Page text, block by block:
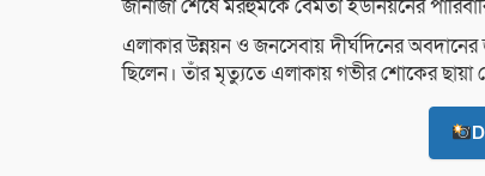
জানাজা শেষে মরহুমকে বেমতা ইউনিয়নের
এলাকার উন্নয়ন ও জনসেবায় দীর্ঘদিনের
ছিলেন। তাঁর মৃত্যুতে এলাকায় গভীর শোকের ছায়া